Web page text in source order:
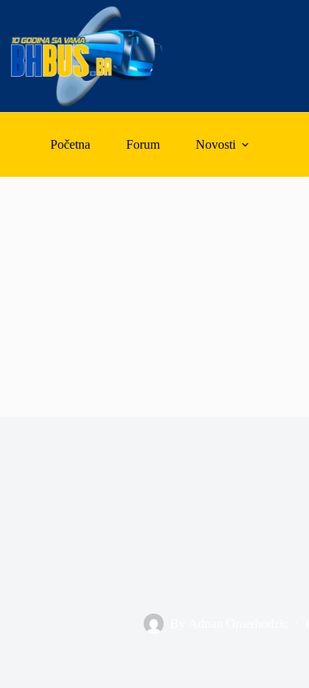
content
Početna Forum Novosti